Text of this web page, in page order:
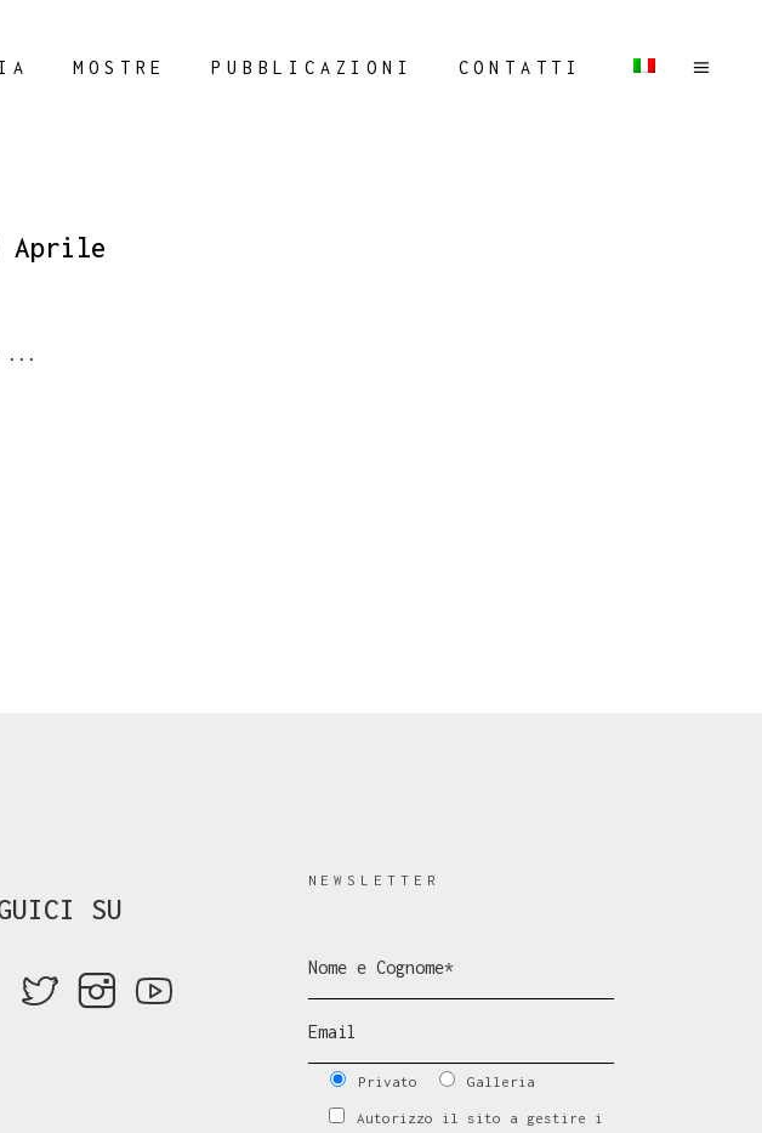
MOSTRE PUBBLICAZIONI CONTATTI
Aprile
SU
NEWSLETTER
Privato Galleria
Autorizzo il sito a gestire i